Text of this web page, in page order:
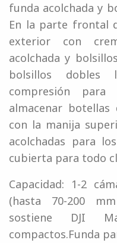
funda acolchada y
En la parte frontal
exterior con
acolchada y
bolsillos dobles
compresión
almacenar
con la manija
acolchadas para
cubierta para todo
Capacidad: 1-2
(hasta 70-200
sostiene DJI
compactos.Funda